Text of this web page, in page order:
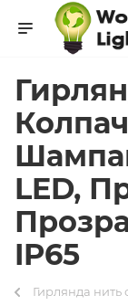
LED,
IP65
Гирлянда